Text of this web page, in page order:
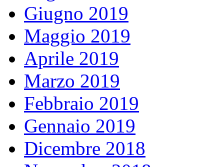
Giugno 2019
Maggio 2019
Aprile 2019
Marzo 2019
Febbraio 2019
Gennaio 2019
Dicembre 2018